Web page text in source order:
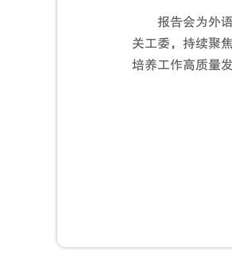
报告会为外
关工委，持续聚
培养工作高质量发